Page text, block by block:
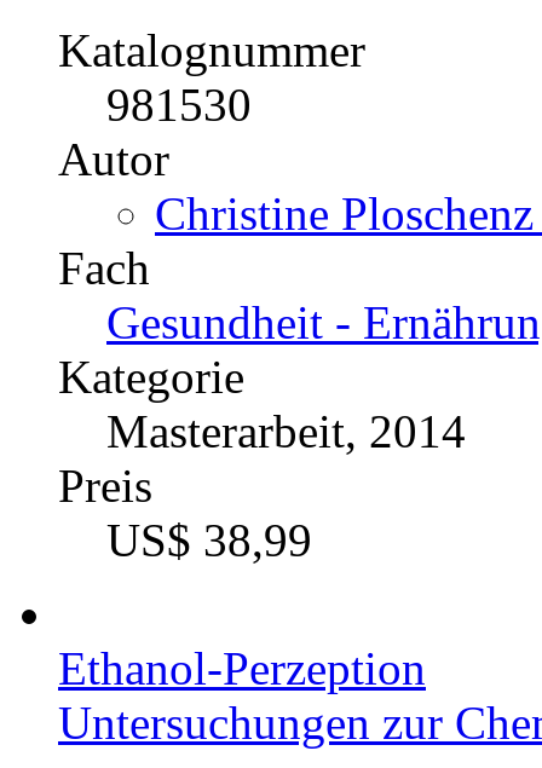
Katalognummer
981530
Autor
Christine
Fach
Gesundheit -
Kategorie
Masterarbeit, 2014
Preis
US$ 38,99
Ethanol-Perzeption
Untersuchungen zur